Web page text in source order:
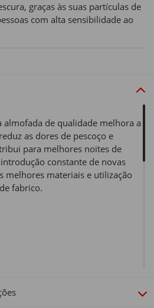
graças às suas partículas de
com alta sensibilidade ao
almofada de qualidade melhora a
as dores de pescoço e
para melhores noites de
constante de novas
melhores materiais e utilização
fabrico.
com partículas de gel; Capa